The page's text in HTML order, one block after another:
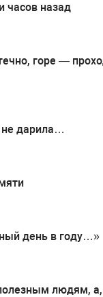
Переведи стрелки часов назад
проходяще, память —
Судьба подарков не дарила…
день в году…»
«Старался быть